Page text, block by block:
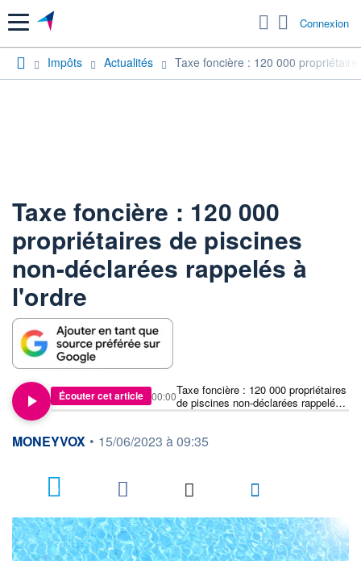
Menu Connexion
Impôts Actualités Taxe foncière : 120 000
Taxe foncière : 120 000
propriétaires de piscines
non-déclarées rappelés à
l'ordre
Écouter cet article
Taxe foncière : 120 000 propriétaires
de piscines non-déclarées rappelés
à l'ordre
00:00
information fournie par
MONEYVOX • 15/06/2023 à 09:35
19